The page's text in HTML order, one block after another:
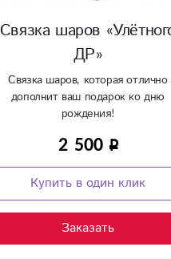
Связка шаров
ДР»
Связка шаров, которая отлично
дополнит ваш подарок ко дню
рождения!
2 500
Купить в один клик
Заказать